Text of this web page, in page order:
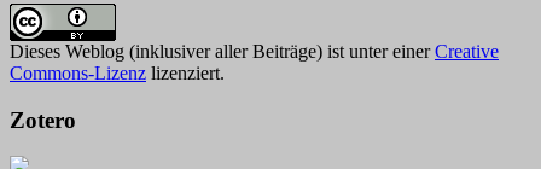
Dieses Weblog (inklusiver aller Beiträge) ist unter einerCreative
Commons-Lizenz lizenziert.
Zotero